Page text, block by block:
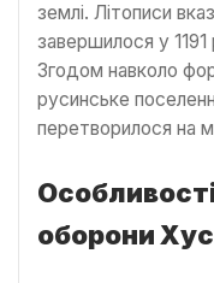
землі. Літописи
завершилося у 1191
Згодом навколо
русинське
перетворилося на
оборони